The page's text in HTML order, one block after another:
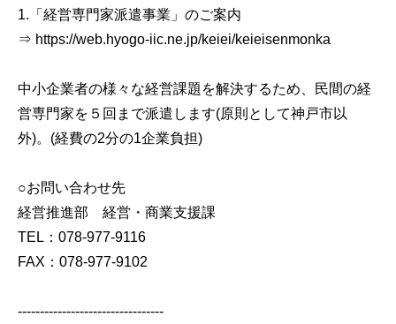
1.「経営専門家派遣事業」のご案内
⇒ https://web.hyogo-iic.ne.jp/keiei/keieisenmonka
中小企業者の様々な経営課題を解決するため、民間の経
営専門家を５回まで派遣します(原則として神戸市以
外)。(経費の2分の1企業負担)
○お問い合わせ先
経営推進部 経営・商業支援課
TEL：078-977-9116
FAX：078-977-9102
---------------------------------